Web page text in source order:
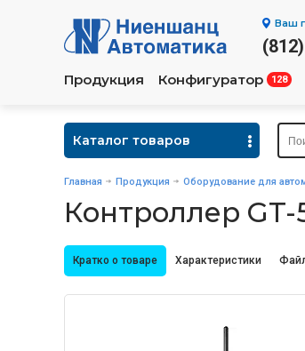
Ваш
Продукция Конфигуратор 128
Каталог товаров
Главная Продукция Оборудование для
Контроллер GT-
Кратко о товаре Характеристики